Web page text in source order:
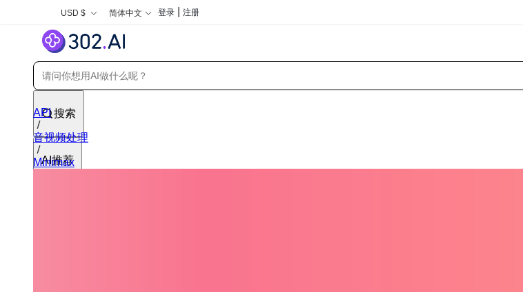
USD $ 简体中文 登录 注册
搜索
AI推荐
API
音视频处理
Minimax